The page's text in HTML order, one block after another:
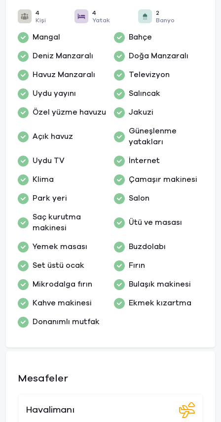
4
Kişi
4
Yatak
2
Banyo
Mangal Bahçe
Deniz Manzaralı Doğa Manzaralı
Havuz Manzaralı Televizyon
Uydu yayını Salıncak
Özel yüzme havuzu Jakuzi
Açık havuz
Güneşlenme
yatakları
Uydu TV İnternet
Klima Çamaşır makinesi
Park yeri Salon
Saç kurutma
makinesi
Ütü ve masası
Yemek masası Buzdolabı
Set üstü ocak Fırın
Mikrodalga fırın Bulaşık makinesi
Kahve makinesi Ekmek kızartma
Donanımlı mutfak
Mesafeler
Havalimanı